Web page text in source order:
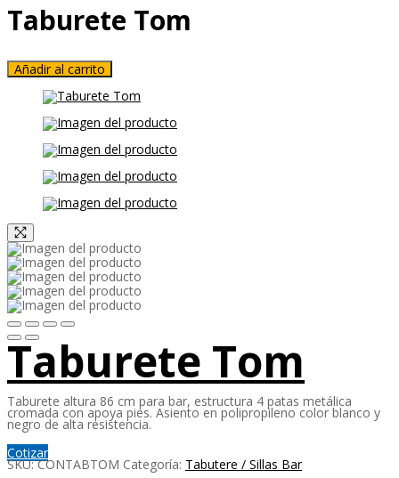
Taburete Tom
Añadir al carrito
Taburete Tom
Taburete altura 86 cm para bar, estructura 4 patas metálica
cromada con apoya pies. Asiento en polipropileno color blanco y
negro de alta resistencia.
Cotizar
SKU:CONTABTOM Categoría: Tabutere / Sillas Bar